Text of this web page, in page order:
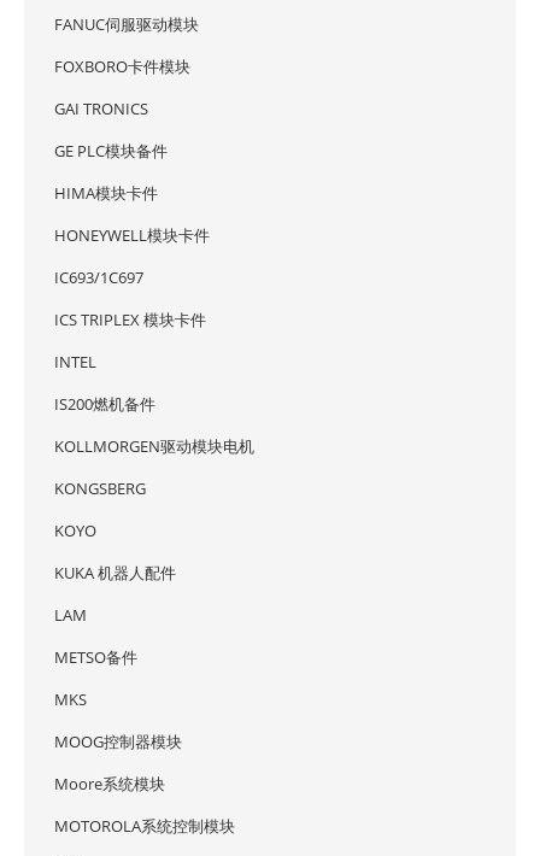
FANUC伺服驱动模块
FOXBORO卡件模块
GAI TRONICS
GE PLC模块备件
HIMA模块卡件
HONEYWELL模块卡件
IC693/1C697
ICS TRIPLEX 模块卡件
INTEL
IS200燃机备件
KOLLMORGEN驱动模块电机
KONGSBERG
KOYO
KUKA 机器人配件
LAM
METSO备件
MKS
MOOG控制器模块
Moore系统模块
MOTOROLA系统控制模块